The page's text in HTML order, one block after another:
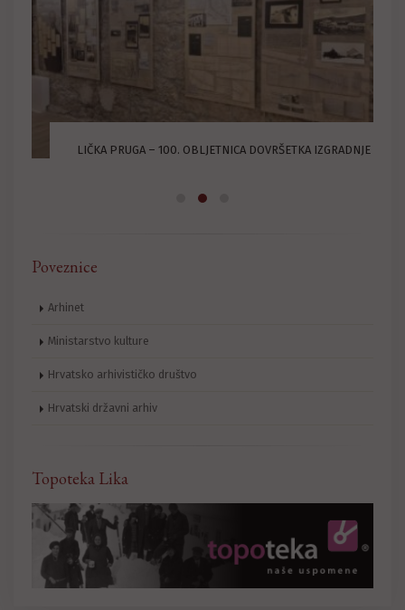
LIČKA PRUGA – 100. OBLJETNICA DOVRŠETKA IZGRADNJE
Poveznice
Arhinet
Ministarstvo kulture
Hrvatsko arhivističko društvo
Hrvatski državni arhiv
Topoteka Lika